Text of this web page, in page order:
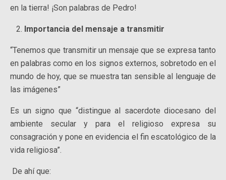
en la tierra! ¡Son palabras de Pedro!
Importancia del mensaje a transmitir
“Tenemos que transmitir un mensaje que se expresa tanto
en palabras como en los signos externos, sobretodo en el
mundo de hoy, que se muestra tan sensible al lenguaje de
las imágenes”
Es un signo que “distingue al sacerdote diocesano del
ambiente secular y para el religioso expresa su
consagración y pone en evidencia el fin escatológico de la
vida religiosa”.
De ahí que: